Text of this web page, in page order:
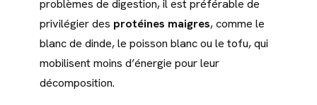
problèmes de digestion, il est préférable de
privilégier des protéines maigres, comme le
blanc de dinde, le poisson blanc ou le tofu, qui
mobilisent moins d’énergie pour leur
décomposition.